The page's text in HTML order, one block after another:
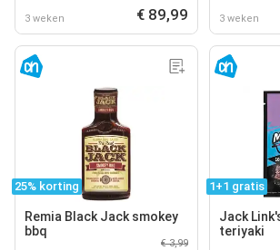
3 weken € 89,99 3 weken
25% korting
Remia Black Jack smokey
bbq
€ 3,99
1+1 gratis
Jack
teriyaki